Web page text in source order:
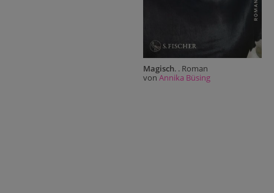
Magisch. . Roman
von Annika Büsing